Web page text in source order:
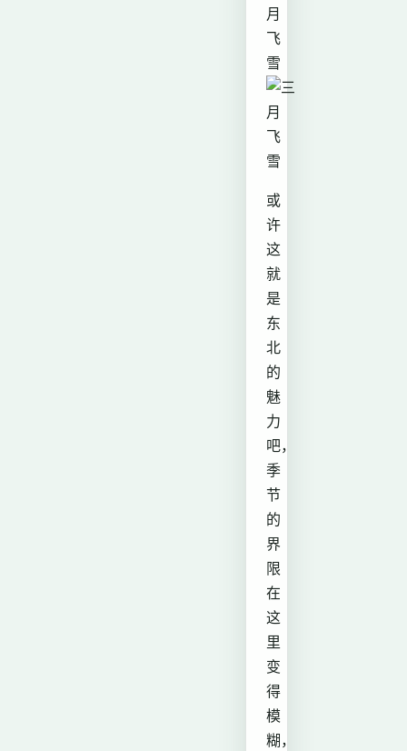
月
飞
雪
或
许
这
就
是
东
北
的
魅
力
吧，
季
节
的
界
限
在
这
里
变
得
模
糊，